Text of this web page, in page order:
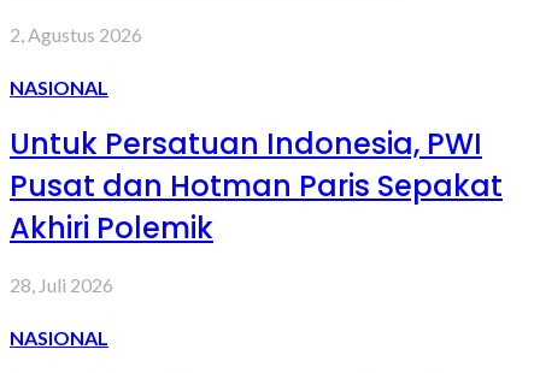
2, Agustus 2026
NASIONAL
Untuk Persatuan Indonesia, PWI
Pusat dan Hotman Paris Sepakat
Akhiri Polemik
28, Juli 2026
NASIONAL